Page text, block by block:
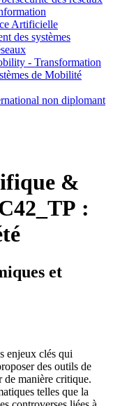
Artificielle
des systèmes
- Transformation
de Mobilité
non diplomant
&
:
et
enjeux clés qui
des outils de
de manière critique.
telles que la